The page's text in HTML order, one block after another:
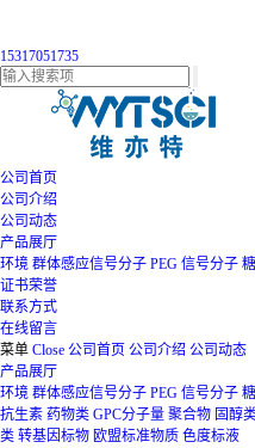
15317051735
公司首页
公司介绍
公司动态
产品展厅
环境 群体感应信号分子 PEG 信号分子
证书荣誉
联系方式
在线留言
菜单 Close 公司首页 公司介绍 公司动态
产品展厅
环境 群体感应信号分子 PEG 信号分子
抗生素 药物类 GPC分子量 聚合物 固醇
类 转基因标物 欧盟标准物质 色度标液